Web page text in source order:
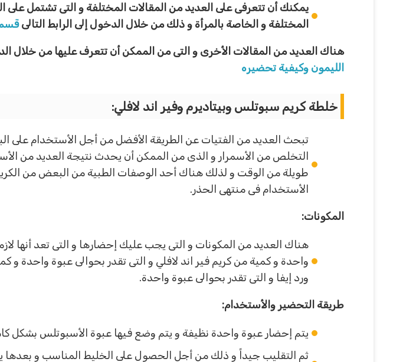
يمكنك أن تتعرفى على العديد من المقالات المختلفة و التى تشتمل على
المختلفة و الخاصة بالمرأة و ذلك من خلال الدخول إلى الرابط التالى
هناك العديد من المقالات الأخرى و التى من الممكن أن تتعرف عليها من
الليمون وكيفية تحضيره
خلطة كريم سبوتلس وبيتاديرم وفير اند لافلي:
تبحث العديد من الفتيات عن الطريقة الأفضل من أجل الأستخدام على
التخلص من الأسمرار و الذى من الممكن أن يحدث نتيجة العديد من
طويلة من الوقت و لذلك هناك أحد الوصفات الطبية من البعض من
الأستخدام فى منتهى الحذر.
المكونات:
هناك العديد من المكونات و التى يجب عليك إحضارها و التى تعد أنها
واحدة و كمية من كريم فير اند لافلي و التى تقدر بحوالى عبوة واحدة
ورد إيفا و التى تقدر بحوالى عبوة واحدة.
طريقة التحضير والأستخدام:
يتم إحضار عبوة واحدة نظيفة و يتم وضع فيها عبوة الأسبوتلس بشكل
ثم التقليب جيداً و ذلك من أجل الحصول على الخليط المناسب و بعدها